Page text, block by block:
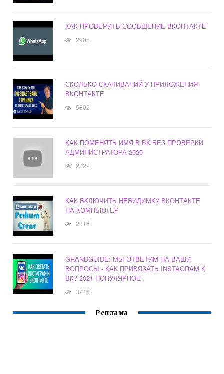
КАК ПРОВЕРИТЬ СООБЩЕНИЕ ВКОНТАКТЕ
2905
СКОЛЬКО СКАЧИВАНИЙ У ПРИЛОЖЕНИЯ
ВКОНТАКТЕ
5802
КАК ПОМЕНЯТЬ ИМЯ В ВК БЕЗ ПРОВЕРКИ
АДМИНИСТРАТОРА 2020
2329
КАК ВКЛЮЧИТЬ НЕВИДИМКУ ВКОНТАКТЕ
НА КОМПЬЮТЕР
2314
GRANDGUIDE: МЫ ОТВЕТИМ НА ВАШИ
ВОПРОСЫ - КАК ПРИВЯЗАТЬ INSTAGRAM К
ВК? 2021 ПОПУЛЯРНОЕ
3248
Реклама